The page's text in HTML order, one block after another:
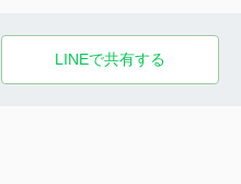
LINEで共有する